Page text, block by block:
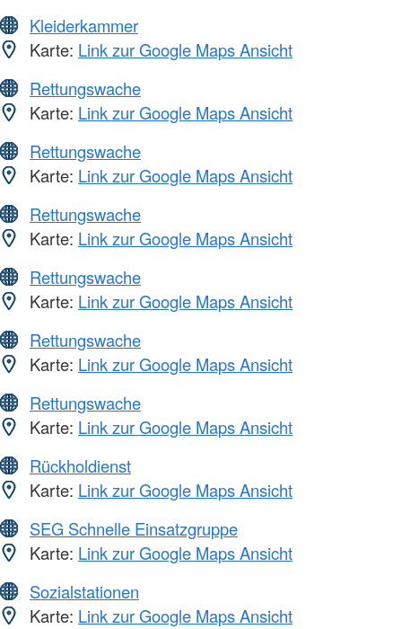
Kleiderkammer
Karte: Link zur Google Maps Ansicht
Rettungswache
Karte: Link zur Google Maps Ansicht
Rettungswache
Karte: Link zur Google Maps Ansicht
Rettungswache
Karte: Link zur Google Maps Ansicht
Rettungswache
Karte: Link zur Google Maps Ansicht
Rettungswache
Karte: Link zur Google Maps Ansicht
Rettungswache
Karte: Link zur Google Maps Ansicht
Rückholdienst
Karte: Link zur Google Maps Ansicht
SEG Schnelle Einsatzgruppe
Karte: Link zur Google Maps Ansicht
Sozialstationen
Karte: Link zur Google Maps Ansicht